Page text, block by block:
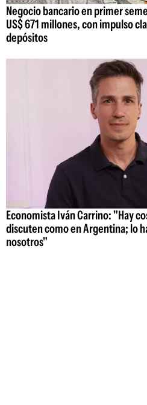
Negocio bancario en primer
US$ 671 millones, con impulso
depósitos
Economista Iván Carrino: "Hay
discuten como en Argentina; lo
nosotros"